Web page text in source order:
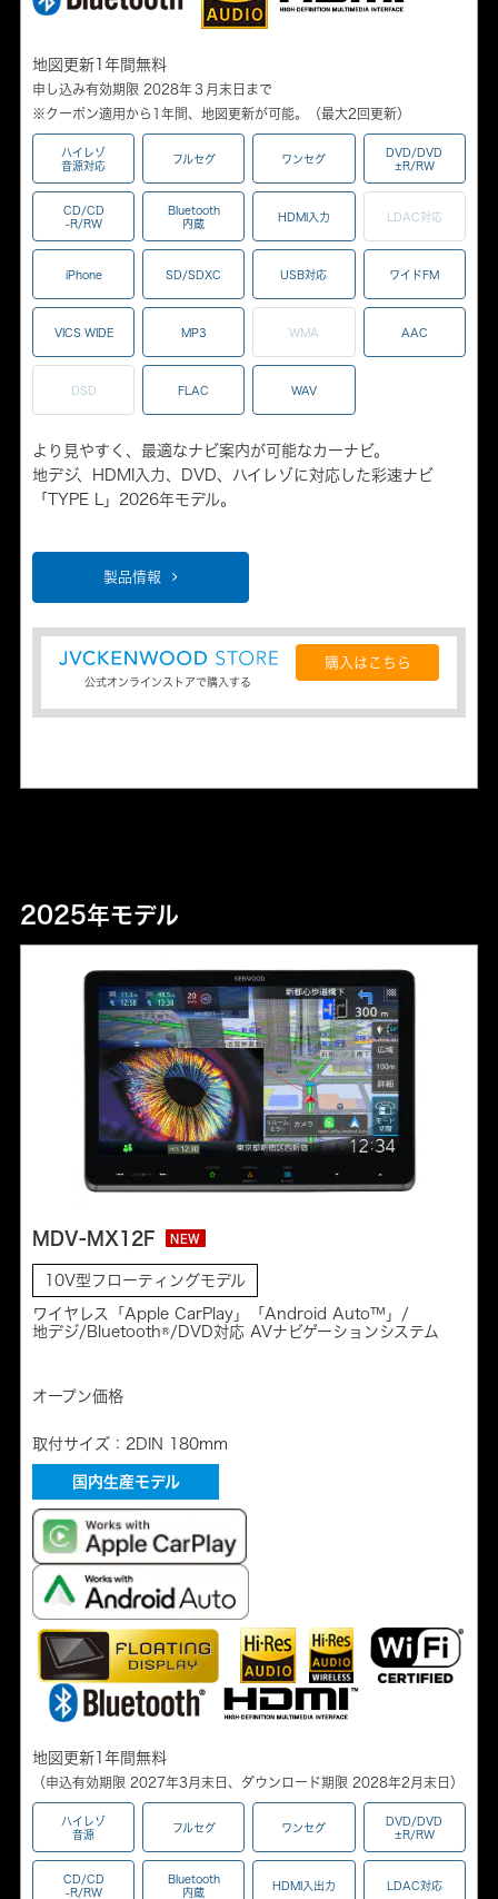
地図更新1年間無料
申し込み有効期限 2028年３月末日まで
※クーポン適用から1年間、地図更新が可能。（最大2回更新）
ハイレゾ
音源対応
フルセグ ワンセグ
DVD/DVD
±R/RW
CD/CD
-R/RW
Bluetooth
内蔵
HDMI入力 LDAC対応
iPhone SD/SDXC USB対応 ワイドFM
VICS WIDE MP3 WMA AAC
DSD FLAC WAV
より見やすく、最適なナビ案内が可能なカーナビ。
地デジ、HDMI入力、DVD、ハイレゾに対応した彩速ナビ
「TYPE L」2026年モデル。
製品情報
公式オンラインストアで購入する
購入はこちら
2025年モデル
MDV-MX12F NEW
10V型フローティングモデル
ワイヤレス「Apple CarPlay」「Android Auto™」/
地デジ/Bluetooth®/DVD対応 AVナビゲーションシステム
オープン価格
取付サイズ：2DIN 180mm
国内生産モデル
地図更新1年間無料
（申込有効期限 2027年3月末日、ダウンロード期限 2028年2月末日）
ハイレゾ
音源
フルセグ ワンセグ
DVD/DVD
±R/RW
CD/CD
-R/RW
Bluetooth
内蔵
HDMI入出力 LDAC対応